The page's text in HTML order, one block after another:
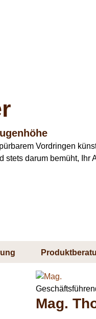
Vordringen
stets darum bemüht,
Mag.